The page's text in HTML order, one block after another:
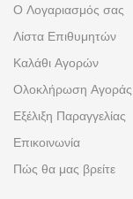
Ο Λογαριασμός σας
Λίστα Επιθυμητών
Καλάθι Αγορών
Ολοκλήρωση Αγοράς
Εξέλιξη Παραγγελίας
Επικοινωνία
Πώς θα μας βρείτε